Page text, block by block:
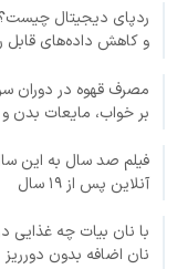
ردپای دیجیتال چیست؟؛
و کاهش داده‌های قابل
مصرف قهوه در دوران
بر خواب، مایعات بدن و
فیلم صد سال به این
آنلاین پس از ۱۹ سال
با نان بیات چه غذایی
نان اضافه بدون دورریز